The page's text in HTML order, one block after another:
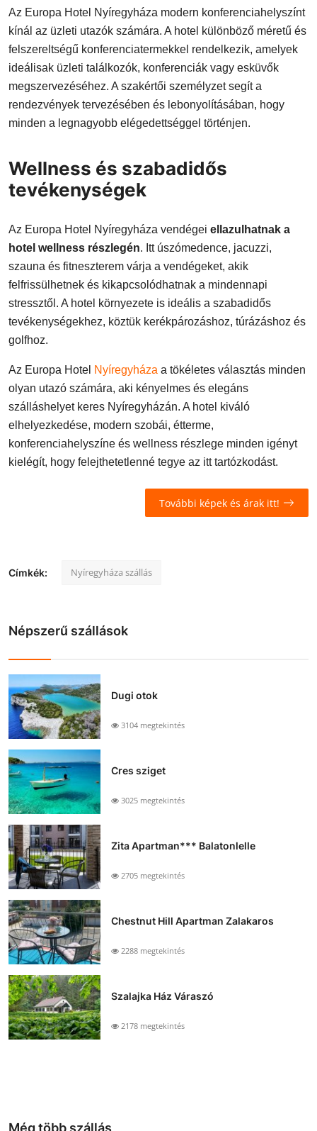
Az Europa Hotel Nyíregyháza modern konferenciahelyszínt
kínál az üzleti utazók számára. A hotel különböző méretű és
felszereltségű konferenciatermekkel rendelkezik, amelyek
ideálisak üzleti találkozók, konferenciák vagy esküvők
megszervezéséhez. A szakértői személyzet segít a
rendezvények tervezésében és lebonyolításában, hogy
minden a legnagyobb elégedettséggel történjen.
Wellness és szabadidős
tevékenységek
Az Europa Hotel Nyíregyháza vendégei ellazulhatnak a
hotel wellness részlegén. Itt úszómedence, jacuzzi,
szauna és fitneszterem várja a vendégeket, akik
felfrissülhetnek és kikapcsolódhatnak a mindennapi
stressztől. A hotel környezete is ideális a szabadidős
tevékenységekhez, köztük kerékpározáshoz, túrázáshoz és
golfhoz.
Az Europa Hotel Nyíregyháza a tökéletes választás minden
olyan utazó számára, aki kényelmes és elegáns
szálláshelyet keres Nyíregyházán. A hotel kiváló
elhelyezkedése, modern szobái, étterme,
konferenciahelyszíne és wellness részlege minden igényt
kielégít, hogy felejthetetlenné tegye az itt tartózkodást.
További képek és árak itt!
Címkék: Nyíregyháza szállás
Népszerű szállások
Dugi otok
3104 megtekintés
Cres sziget
3025 megtekintés
Zita Apartman*** Balatonlelle
2705 megtekintés
Chestnut Hill Apartman Zalakaros
2288 megtekintés
Szalajka Ház Váraszó
2178 megtekintés